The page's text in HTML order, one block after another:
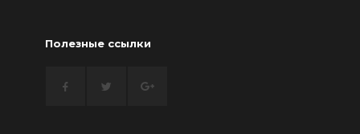
Полезные ссылки